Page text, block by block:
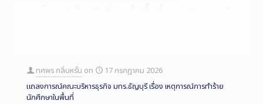
ทศพร กลิ่นหรั่น on
17 กรกฎาคม 2026
แถลงการณ์คณะบริหารธุรกิจ มทร.ธัญบุรี เรื่อง เหตุการณ์การทำร้าย
นักศึกษาในพื้นที่